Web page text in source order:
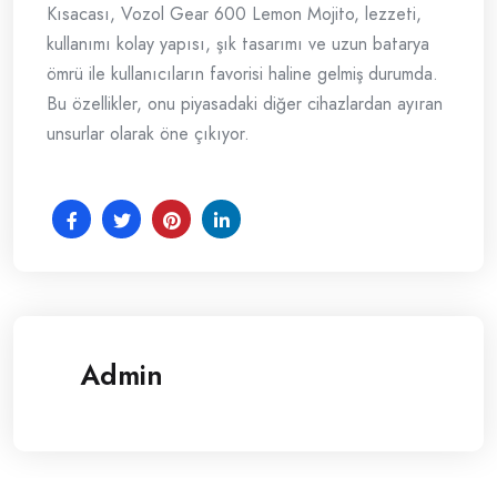
Kısacası, Vozol Gear 600 Lemon Mojito, lezzeti,
kullanımı kolay yapısı, şık tasarımı ve uzun batarya
ömrü ile kullanıcıların favorisi haline gelmiş durumda.
Bu özellikler, onu piyasadaki diğer cihazlardan ayıran
unsurlar olarak öne çıkıyor.
Admin